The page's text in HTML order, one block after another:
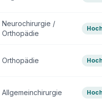
Neurochirurgie /
Orthopädie
Orthopädie
Allgemeinchirurgie